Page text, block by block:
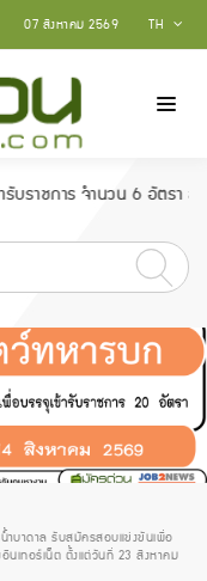
TH
07 สิงหาคม 2569
จำนวน 6 อัตรา สมัครตั้ง
ำบาดาล รับสมัครสอบแข่งขันเพื่อ
นเทอร์เน็ต ตั้งแต่วันที่ 23 สิงหาคม